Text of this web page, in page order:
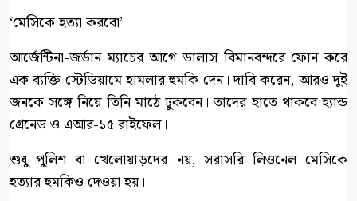
‘মেসিকে হত্যা করবো’
আর্জেন্টিনা-জর্ডান ম্যাচের আগে ডালাস বিমানবন্দরে ফোন করে
এক ব্যক্তি স্টেডিয়ামে হামলার হুমকি দেন। দাবি করেন, আরও দুই
জনকে সঙ্গে নিয়ে তিনি মাঠে ঢুকবেন। তাদের হাতে থাকবে হ্যান্ড
গ্রেনেড ও এআর-১৫ রাইফেল।
শুধু পুলিশ বা খেলোয়াড়দের নয়, সরাসরি লিওনেল মেসিকে
হত্যার হুমকিও দেওয়া হয়।